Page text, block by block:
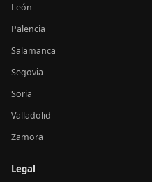
León
Palencia
Salamanca
Segovia
Soria
Valladolid
Zamora
Legal